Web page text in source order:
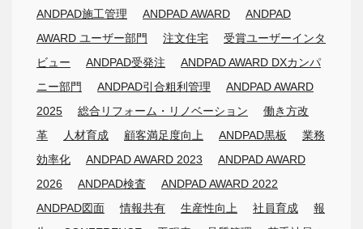
ANDPAD施工管理 ANDPAD AWARD
ANDPAD
AWARD ユーザー部門
注文住宅
受賞ユーザーインタ
ビュー
ANDPAD受発注
ANDPAD AWARD DXカンパ
ニー部門
ANDPAD引合粗利管理
ANDPAD AWARD
2025
総合リフォーム・リノベーション
働き方改
革
人材育成 顧客満足度向上 ANDPAD黒板
業務
効率化
ANDPAD AWARD 2023
ANDPAD AWARD
2026
ANDPAD検査
ANDPAD AWARD 2022
ANDPAD図面
情報共有 生産性向上 社員育成
報